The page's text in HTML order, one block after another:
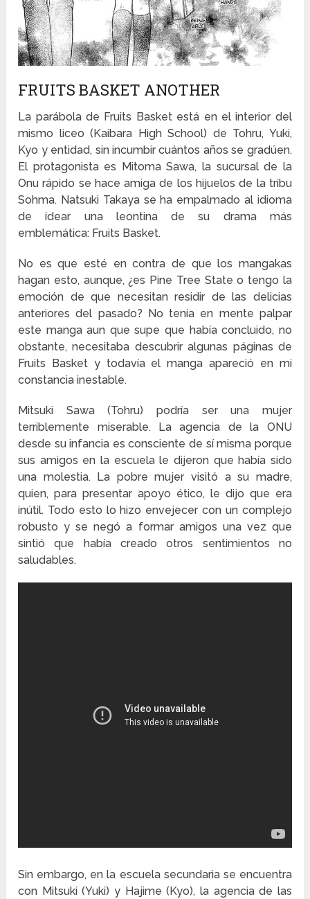
FRUITS BASKET ANOTHER
La parábola de Fruits Basket está en el interior del
mismo liceo (Kaibara High School) de Tohru, Yuki,
Kyo y entidad, sin incumbir cuántos años se gradúen.
El protagonista es Mitoma Sawa, la sucursal de la
Onu rápido se hace amiga de los hijuelos de la tribu
Sohma. Natsuki Takaya se ha empalmado al idioma
de idear una leontina de su drama más
emblemática: Fruits Basket.
No es que esté en contra de que los mangakas
hagan esto, aunque, ¿es Pine Tree State o tengo la
emoción de que necesitan residir de las delicias
anteriores del pasado? No tenía en mente palpar
este manga aun que supe que había concluido, no
obstante, necesitaba descubrir algunas páginas de
Fruits Basket y todavía el manga apareció en mi
constancia inestable.
Mitsuki Sawa (Tohru) podría ser una mujer
terriblemente miserable. La agencia de la ONU
desde su infancia es consciente de sí misma porque
sus amigos en la escuela le dijeron que había sido
una molestia. La pobre mujer visitó a su madre,
quien, para presentar apoyo ético, le dijo que era
inútil. Todo esto lo hizo envejecer con un complejo
robusto y se negó a formar amigos una vez que
sintió que había creado otros sentimientos no
saludables.
Sin embargo, en la escuela secundaria se encuentra
con Mitsuki (Yuki) y Hajime (Kyo), la agencia de las